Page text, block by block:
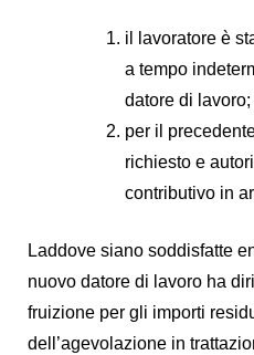
il lavoratore è
a tempo
datore di lavoro;
per il
richiesto e
contributivo in
Laddove siano soddisfatte
nuovo datore di lavoro ha
fruizione per gli importi
dell’agevolazione in